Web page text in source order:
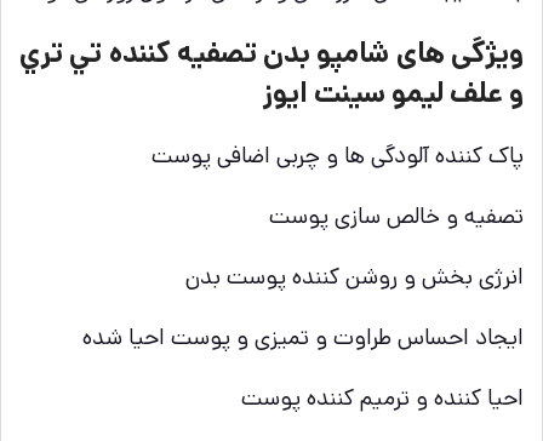
ویژگی های شامپو بدن تصفيه كننده تي تري
و علف ليمو سينت ايوز
پاک کننده آلودگی ها و چربی اضافی پوست
تصفیه و خالص سازی پوست
انرژی بخش و روشن کننده پوست بدن
ایجاد احساس طراوت و تمیزی و پوست احیا شده
احیا کننده و ترمیم کننده پوست